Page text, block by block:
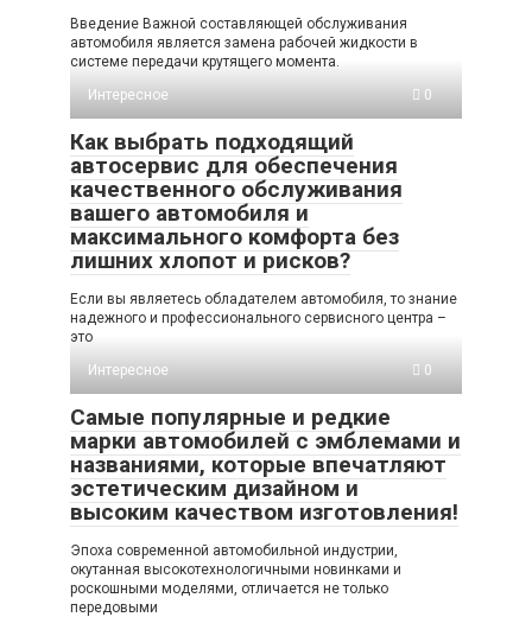
Введение Важной составляющей обслуживания
автомобиля является замена рабочей жидкости в
системе передачи крутящего момента.
Интересное
0
Как выбрать подходящий
автосервис для обеспечения
качественного обслуживания
вашего автомобиля и
максимального комфорта без
лишних хлопот и рисков?
Если вы являетесь обладателем автомобиля, то знание
надежного и профессионального сервисного центра –
это
Интересное
0
Самые популярные и редкие
марки автомобилей с эмблемами и
названиями, которые впечатляют
эстетическим дизайном и
высоким качеством изготовления!
Эпоха современной автомобильной индустрии,
окутанная высокотехнологичными новинками и
роскошными моделями, отличается не только
передовыми